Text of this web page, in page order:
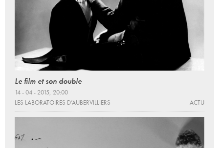
Le film et son double
14 - 04 - 2015, 20:00
LES LABORATOIRES D’AUBERVILLIERS
ACTU